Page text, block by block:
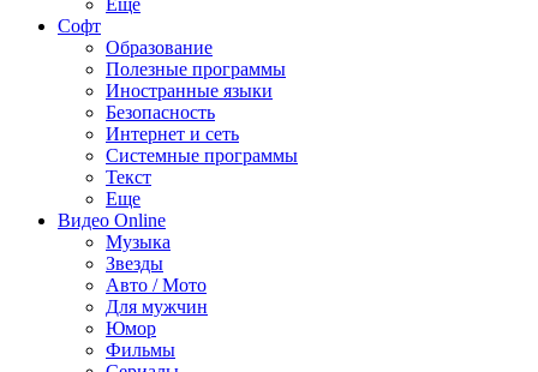
Еще
Софт
Образование
Полезные программы
Иностранные языки
Безопасность
Интернет и сеть
Системные программы
Текст
Еще
Видео Online
Музыка
Звезды
Авто / Мото
Для мужчин
Юмор
Фильмы